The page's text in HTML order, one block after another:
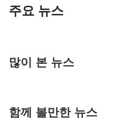
주요 뉴스
많이 본 뉴스
함께 볼만한 뉴스